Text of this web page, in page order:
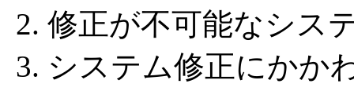
修正が不可能なシス
システム修正にかか